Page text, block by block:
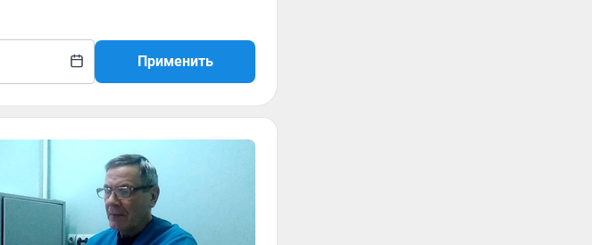
Применить